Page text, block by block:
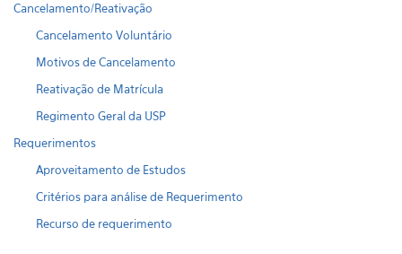
Cancelamento/Reativação
Cancelamento Voluntário
Motivos de Cancelamento
Reativação de Matrícula
Regimento Geral da USP
Requerimentos
Aproveitamento de Estudos
Critérios para análise de Requerimento
Recurso de requerimento